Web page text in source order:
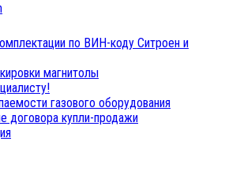
по ВИН-коду Ситроен и
магнитолы
газового оборудования
договора купли-продажи